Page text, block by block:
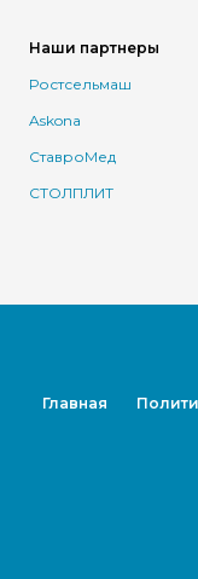
Наши партнеры
Ростсельмаш
Askona
СтавроМед
СТОЛПЛИТ
Главная